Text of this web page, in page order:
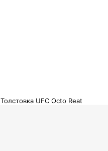
Толстовка UFC Octo Reat